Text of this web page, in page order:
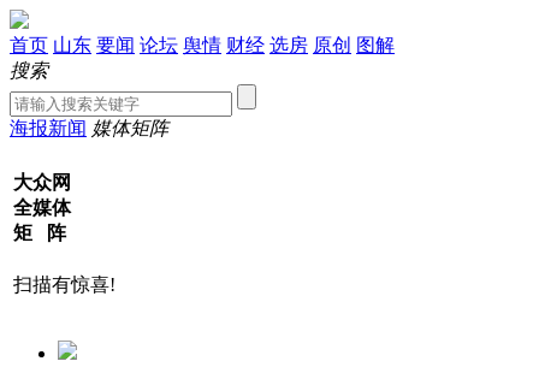
首页 山东 要闻 论坛 舆情 财经 选房 原创 图解
搜索
海报新闻 媒体矩阵
大众网
全媒体
矩 阵
扫描有惊喜!